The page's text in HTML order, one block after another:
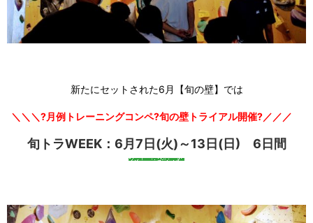
新たにセットされた6月【旬の壁】では
＼＼＼?月例トレーニングコンペ?旬の壁トライアル開催?／／／
旬トラWEEK：6月7日(火)～13日(日) 6日間